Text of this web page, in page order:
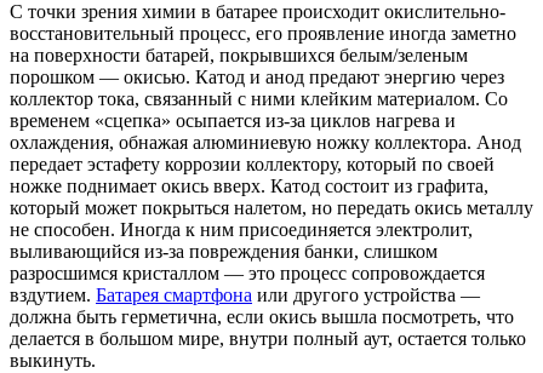
С точки зрения химии в батарее происходит окислительно-
восстановительный процесс, его проявление иногда заметно
на поверхности батарей, покрывшихся белым/зеленым
порошком — окисью. Катод и анод предают энергию через
коллектор тока, связанный с ними клейким материалом. Со
временем «сцепка» осыпается из-за циклов нагрева и
охлаждения, обнажая алюминиевую ножку коллектора. Анод
передает эстафету коррозии коллектору, который по своей
ножке поднимает окись вверх. Катод состоит из графита,
который может покрыться налетом, но передать окись металлу
не способен. Иногда к ним присоединяется электролит,
выливающийся из-за повреждения банки, слишком
разросшимся кристаллом — это процесс сопровождается
вздутием. Батарея смартфона или другого устройства —
должна быть герметична, если окись вышла посмотреть, что
делается в большом мире, внутри полный аут, остается только
выкинуть.